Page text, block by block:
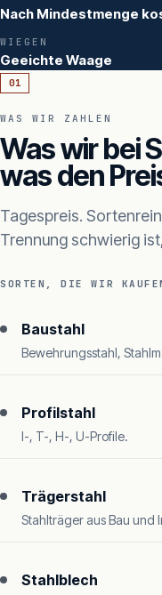
Nach Mindestmenge
WIEGEN
Geeichte Waage
01
WAS WIR ZAHLEN
Was wir bei
was den
Tagespreis.
Trennung schwierig
SORTEN, DIE WIR
Baustahl
Bewehrungsstahl,
Profilstahl
I-, T-, H-, U-Profile.
Trägerstahl
Stahlträger aus Bau und
Stahlblech